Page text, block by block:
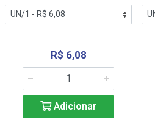
R$ 6,08
Adicionar